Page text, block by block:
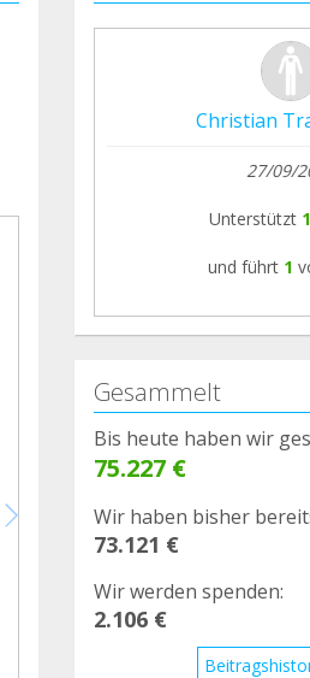
Christian
27/09/
Unterstützt 1
und führt 1
Gesammelt
Bis heute haben wir
75.227 €
Wir haben bisher
73.121 €
Wir werden spenden:
2.106 €